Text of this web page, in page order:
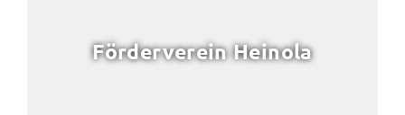
Förderverein Heinola